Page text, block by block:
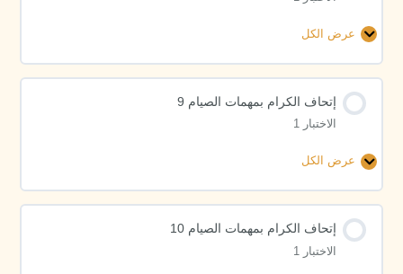
عرض الكل
إتحاف
الكرام
الصيام
8
إتحاف الكرام بمهمات الصيام 9
الاختبار 1
عرض الكل
إتحاف
الكرام
الصيام
9
إتحاف الكرام بمهمات الصيام 10
الاختبار 1